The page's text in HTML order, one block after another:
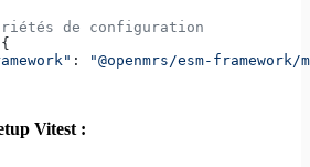
de configuration
:
"@openmrs/esm-framework/
Vitest :